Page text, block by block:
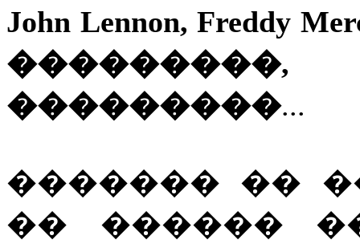
John Lennon, Freddy
���������,
���������...
������� ��
�� ������